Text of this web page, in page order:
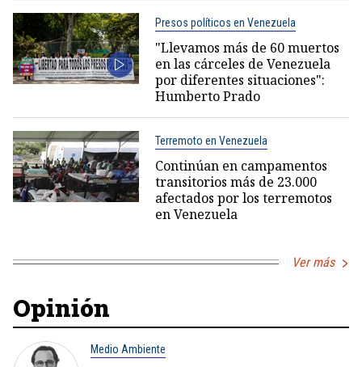
Presos políticos en Venezuela
"Llevamos más de 60 muertos
en las cárceles de Venezuela
por diferentes situaciones":
Humberto Prado
Terremoto en Venezuela
Continúan en campamentos
transitorios más de 23.000
afectados por los terremotos
en Venezuela
Ver más
Opinión
Medio Ambiente